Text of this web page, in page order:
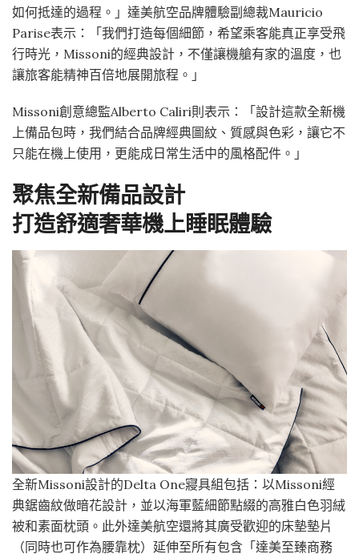
如何抵達的過程。」達美航空品牌體驗副總裁Mauricio
Parise表示：「我們打造每個細節，希望乘客能真正享受飛
行時光，Missoni的經典設計，不僅讓機艙有家的溫度，也
讓旅客能精神百倍地展開旅程。」
Missoni創意總監Alberto Caliri則表示：「設計這款全新機
上備品包時，我們結合品牌經典圖紋、質感與色彩，讓它不
只能在機上使用，更能成日常生活中的風格配件。」
聚焦全新備品設計
打造舒適奢華機上睡眠體驗
全新Missoni設計的Delta One寢具組包括：以Missoni經
典鋸齒紋做暗花設計，並以海軍藍細節點綴的高雅白色羽絨
被和素面枕頭。此外達美航空還將其廣受歡迎的床墊墊片
（同時也可作為腰靠枕）延伸至所有包含「達美至臻商務